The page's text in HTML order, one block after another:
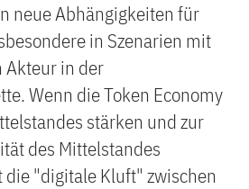
neue Abhängigkeiten für
in Szenarien mit
in der
Wenn die Token Economy
stärken und zur
des Mittelstandes
"digitale Kluft" zwischen